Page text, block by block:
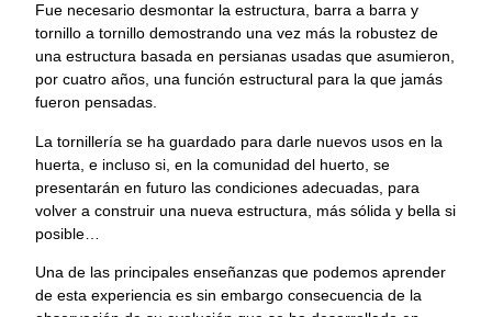
Fue necesario desmontar la estructura, barra a barra y
tornillo a tornillo demostrando una vez más la robustez de
una estructura basada en persianas usadas que asumieron,
por cuatro años, una función estructural para la que jamás
fueron pensadas.
La tornillería se ha guardado para darle nuevos usos en la
huerta, e incluso si, en la comunidad del huerto, se
presentarán en futuro las condiciones adecuadas, para
volver a construir una nueva estructura, más sólida y bella si
posible…
Una de las principales enseñanzas que podemos aprender
de esta experiencia es sin embargo consecuencia de la